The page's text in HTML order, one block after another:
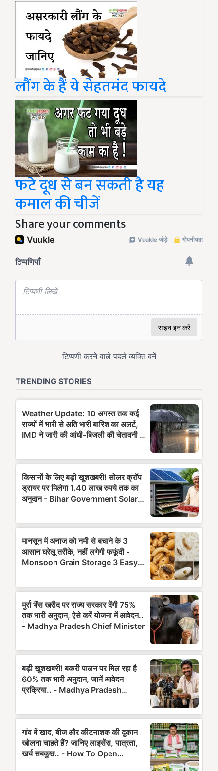
लौंग के हैं ये सेहतमंद फायदे
फटे दूध से बन सकती है यह
कमाल की चीजें
Share your comments